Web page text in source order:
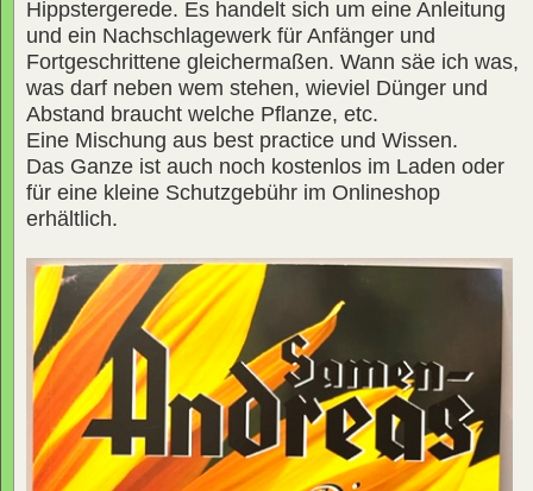
Hippstergerede. Es handelt sich um eine Anleitung
und ein Nachschlagewerk für Anfänger und
Fortgeschrittene gleichermaßen. Wann säe ich was,
was darf neben wem stehen, wieviel Dünger und
Abstand braucht welche Pflanze, etc.
Eine Mischung aus best practice und Wissen.
Das Ganze ist auch noch kostenlos im Laden oder
für eine kleine Schutzgebühr im Onlineshop
erhältlich.